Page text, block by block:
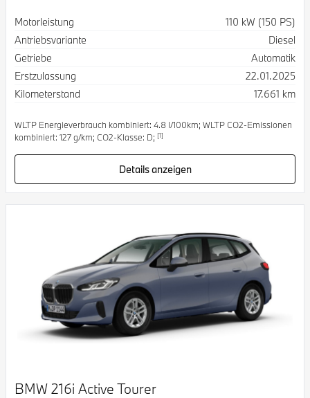
Spezifikation
Motorleistung
110 kW (150 PS)
Antriebsvariante
Diesel
Getriebe
Automatik
Erstzulassung
22.01.2025
Kilometerstand
17.661 km
WLTP Energieverbrauch kombiniert: 4.8 l/100km; WLTP CO2-Emissionen
kombiniert: 127 g/km; CO2-Klasse: D; [1]
Details anzeigen
BMW 216i Active Tourer